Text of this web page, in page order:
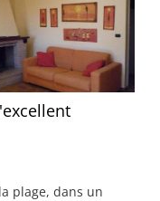
plage, dans un